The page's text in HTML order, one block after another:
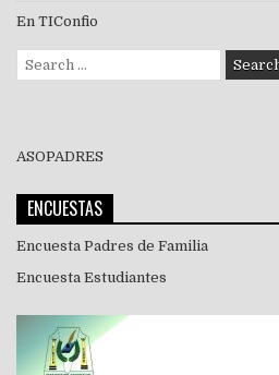
En TIConfio
Search
for:
ASOPADRES
ENCUESTAS
Encuesta Padres de Familia
Encuesta Estudiantes